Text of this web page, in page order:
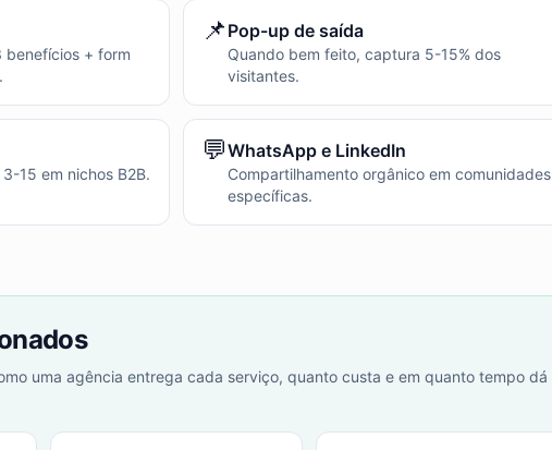
benefícios + form
📌 Pop-up de saída
Quando bem feito, captura 5-15% dos
visitantes.
15 em nichos B2B.
💬WhatsApp e LinkedIn
Compartilhamento orgânico em comunidades
específicas.
uma agência entrega cada serviço, quanto custa e em quanto tempo dá